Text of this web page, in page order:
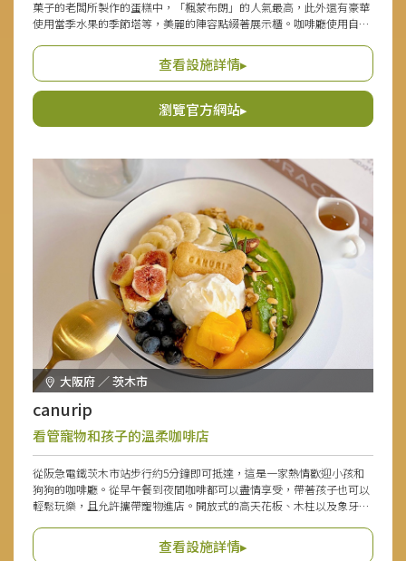
菓子的老闆所製作的蛋糕中，「楓蒙布朗」的人氣最高，此外還有豪華
使用當季水果的季節塔等，美麗的陣容點綴著展示櫃。咖啡廳使用自然
道，與蛋糕一起營造出令人心安的時光。在活用明治時代的橫梁與木材
溫暖感的有趣空間中，盡情享受和風的恬靜與洋菓子的華麗。
查看設施詳情▸
瀏覽官方網站▸
大阪府 ／ 茨木市
canurip
看管寵物和孩子的溫柔咖啡店
從阪急電鐵茨木市站步行約5分鐘即可抵達，這是一家熱情歡迎小孩和
狗狗的咖啡廳。從早午餐到夜間咖啡都可以盡情享受，帶著孩子也可以
輕鬆玩樂，且允許攜帶寵物進店。開放式的高天花板、木柱以及象牙色
查看設施詳情▸